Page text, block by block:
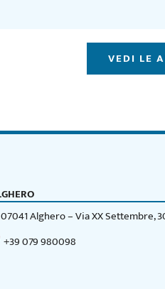
VEDI LE
07041 Alghero – Via XX Settembre,
+39 079 980098